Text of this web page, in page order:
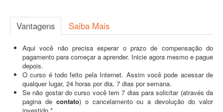
Vantagens Saiba Mais
Aqui você não precisa esperar o prazo de compensação do
pagamento para começar a aprender. Inicie agora mesmo e pague
depois.
O curso é todo feito pela Internet. Assim você pode acessar de
qualquer lugar, 24 horas por dia, 7 dias por semana.
Se não gostar do curso você tem 7 dias para solicitar (através da
pagina de contato) o cancelamento ou a devolução do valor